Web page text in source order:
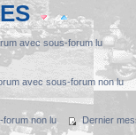
avec sous-forum lu
avec sous-forum non lu
forum non lu Dernier